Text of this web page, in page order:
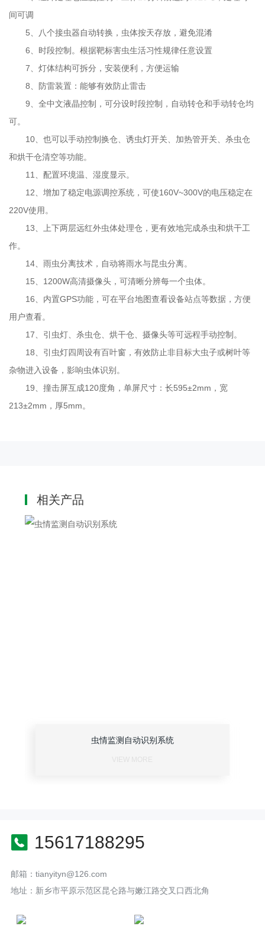
间可调
5 、八个接虫器自动转换，虫体按天存放，避免混淆
6 、时段控制。根据靶标害虫生活习性规律任意设置
7 、灯体结构可拆分，安装便利，方便运输
8 、防雷装置：能够有效防止雷击
9 、全中文液晶控制，可分设时段控制，自动转仓和手动转仓均
可。
10 、也可以手动控制换仓、诱虫灯开关、加热管开关、杀虫仓
和烘干仓清空等功能。
11
、配置环境温、湿度显示。
12 、增加了稳定电源调控系统，可使160V~300V的电压稳定在
220V使用。
13 、上下两层远红外虫体处理仓，更有效地完成杀虫和烘干工
作。
14 、雨虫分离技术，自动将雨水与昆虫分离。
15
1200W高清摄像头，可清晰分辨每一个虫体。
16 、内置GPS功能，可在平台地图查看设备站点等数据，方便
用户查看。
17 、引虫灯、杀虫仓、烘干仓、摄像头等可远程手动控制。
18 、引虫灯四周设有百叶窗，有效防止非目标大虫子或树叶等
杂物进入设备，影响虫体识别。
19 、撞击屏互成120度角，单屏尺寸：长595±2mm ，宽
213±2mm ，厚5mm。
相关产品
虫情监测自动识别系统
15617188295
邮箱：tianyityn@126.com
地址：新乡市平原示范区昆仑路与嫩江路交叉口西北角